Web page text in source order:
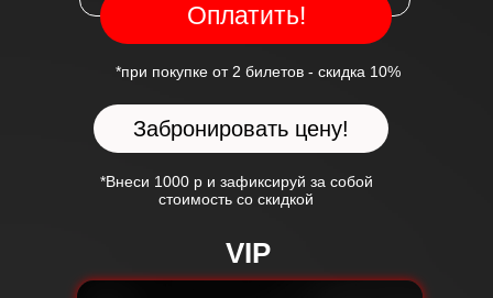
Оплатить!
VIP
*при покупке от 2 билетов - скидка 10%
Забронировать цену!
*Внеси 1000 р и зафиксируй за собой
стоимость со скидкой